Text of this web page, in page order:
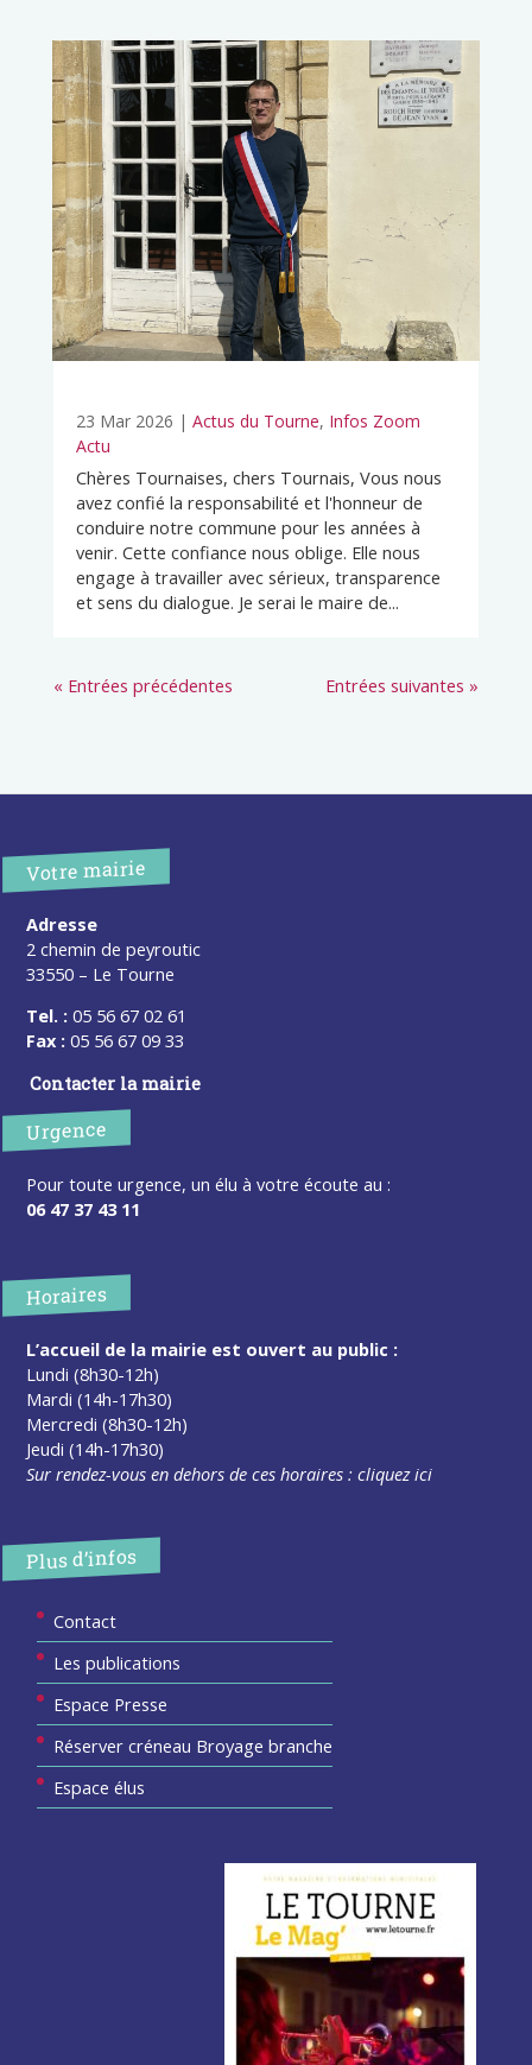
23 Mar 2026 | Actus du Tourne, Infos Zoom
Actu
Chères Tournaises, chers Tournais, Vous nous
avez confié la responsabilité et l'honneur de
conduire notre commune pour les années à
venir. Cette confiance nous oblige. Elle nous
engage à travailler avec sérieux, transparence
et sens du dialogue. Je serai le maire de...
« Entrées précédentes Entrées suivantes »
Votre mairie
Adresse
2 chemin de peyroutic
33550 – Le Tourne
Tel. : 05 56 67 02 61
Fax : 05 56 67 09 33
Contacter la mairie
Urgence
Pour toute urgence, un élu à votre écoute au :
06 47 37 43 11
Horaires
L’accueil de la mairie est ouvert au public :
Lundi (8h30-12h)
Mardi (14h-17h30)
Mercredi (8h30-12h)
Jeudi (14h-17h30)
Sur rendez-vous en dehors de ces horaires :cliquez ici
Plus d’infos
Contact
Les publications
Espace Presse
Réserver créneau Broyage branche
Espace élus